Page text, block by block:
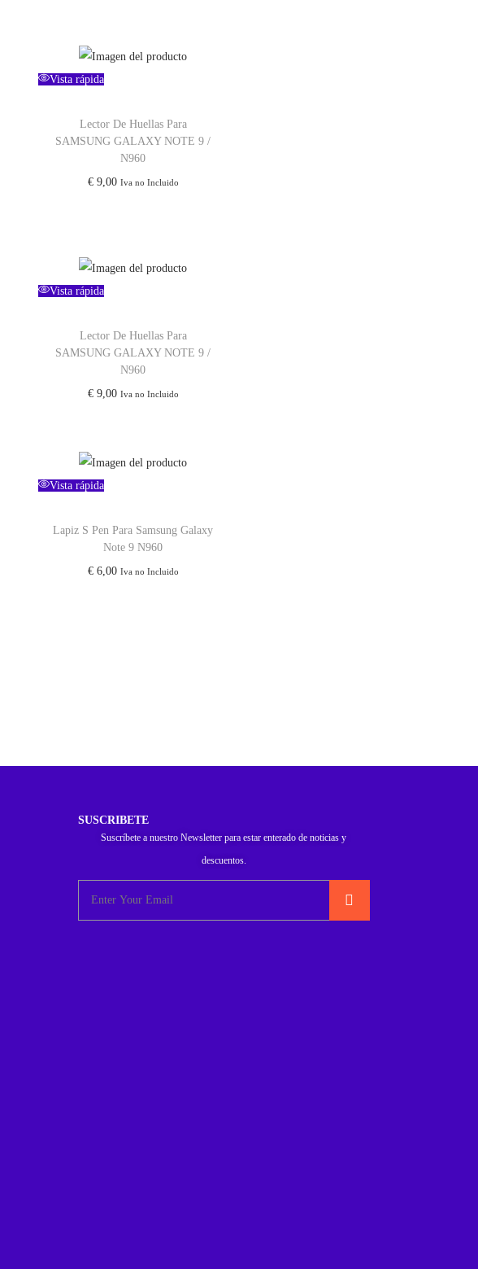
Vista rápida
Lector De Huellas Para
SAMSUNG GALAXY NOTE 9 /
N960
€9,00 Iva no Incluido
Vista rápida
Lector De Huellas Para
SAMSUNG GALAXY NOTE 9 /
N960
€9,00 Iva no Incluido
Vista rápida
Lapiz S Pen Para Samsung Galaxy
Note 9 N960
€6,00 Iva no Incluido
SUSCRIBETE
Suscríbete a nuestro Newsletter para estar enterado de noticias y
descuentos.